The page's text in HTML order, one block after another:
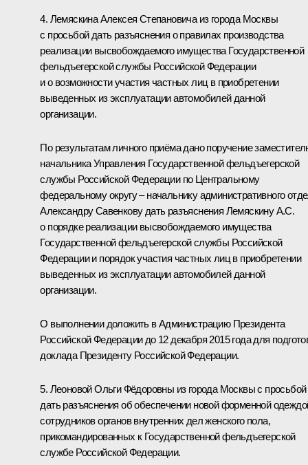
4. Лемяскина Алексея Степановича из города Москвы
с просьбой дать разъяснения о правилах производства
реализации высвобождаемого имущества Государственной
фельдъегерской службы Российской Федерации
и о возможности участия частных лиц в приобретении
выведенных из эксплуатации автомобилей данной
организации.
По результатам личного приёма дано поручение
начальника Управления Государственной фельдъегерской
службы Российской Федерации по Центральному
федеральному округу – начальнику административного
Александру Савенкову дать разъяснения Лемяскину А.С.
о порядке реализации высвобождаемого имущества
Государственной фельдъегерской службы Российской
Федерации и порядок участия частных лиц в приобретении
выведенных из эксплуатации автомобилей данной
организации.
О выполнении доложить в Администрацию Президента
Российской Федерации до 12 декабря 2015 года для
доклада Президенту Российской Федерации.
5. Леоновой Ольги Фёдоровны из города Москвы с просьбой
дать разъяснения об обеспечении новой форменной
сотрудников органов внутренних дел женского пола,
прикомандированных к Государственной фельдъегерской
службе Российской Федерации.